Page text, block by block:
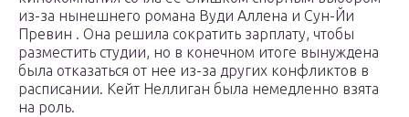
из-за нынешнего романа Вуди Аллена и Сун-Йи
Превин . Она решила сократить зарплату, чтобы
разместить студии, но в конечном итоге вынуждена
была отказаться от нее из-за других конфликтов в
расписании. Кейт Неллиган была немедленно взята
на роль.